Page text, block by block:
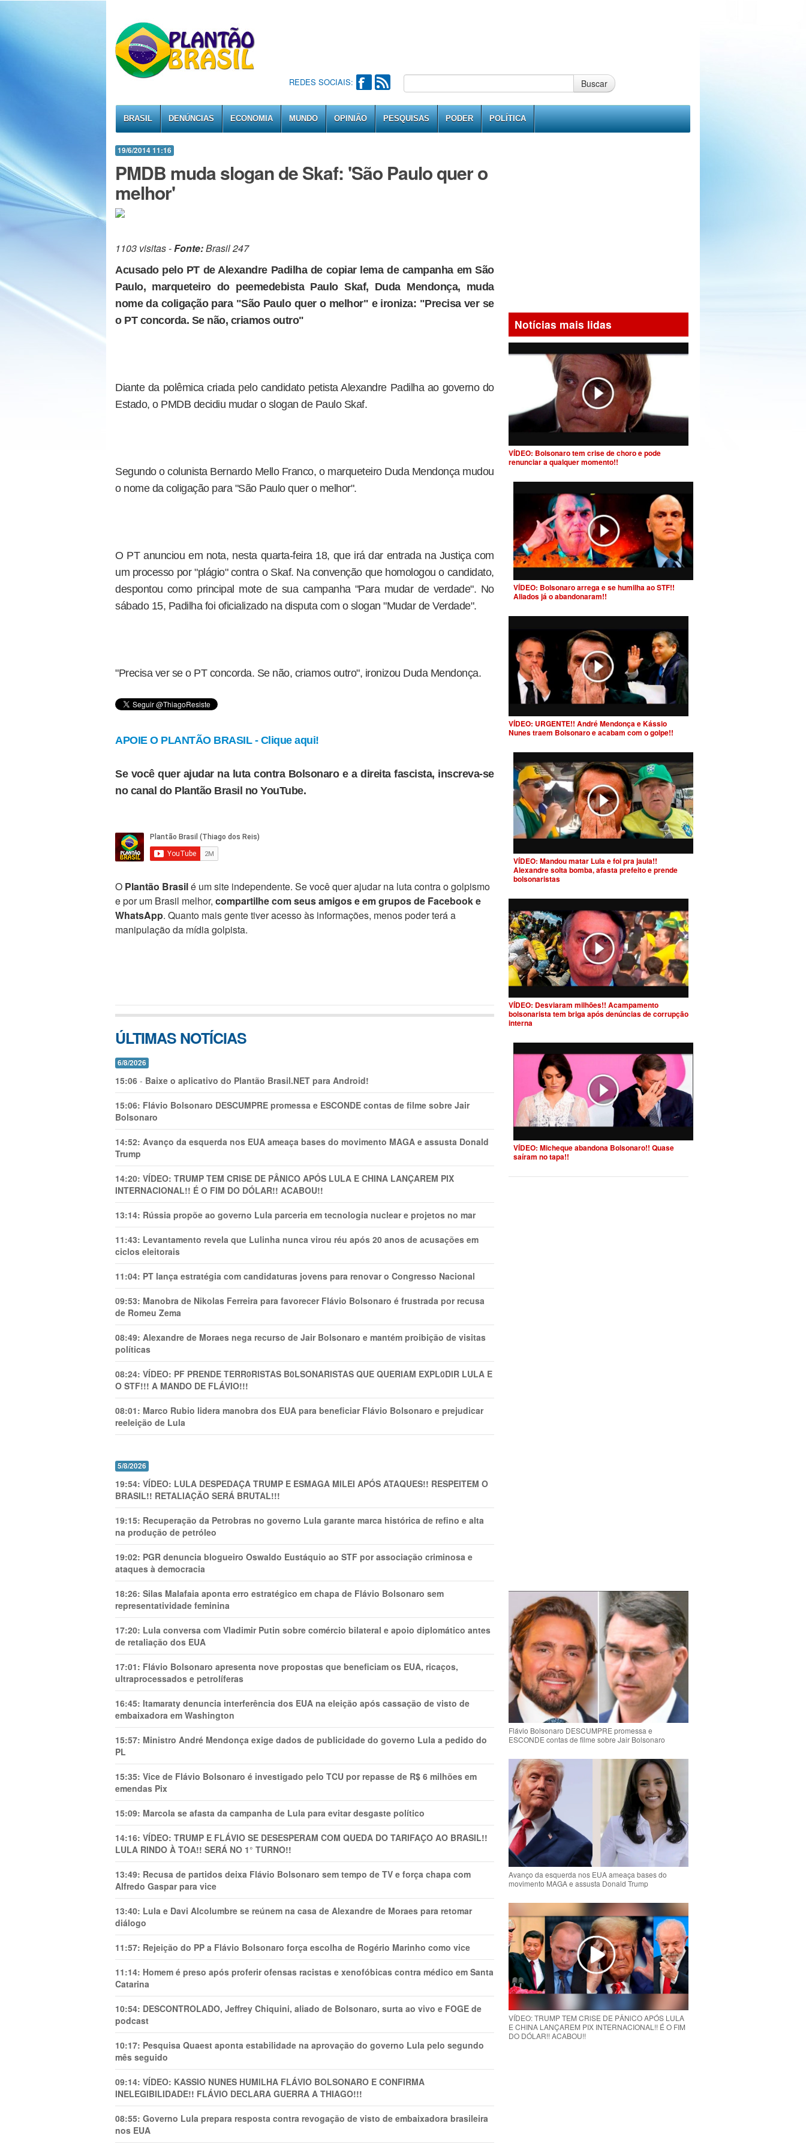
REDES SOCIAIS: Buscar
BRASIL DENÚNCIAS ECONOMIA MUNDO OPINIÃO PESQUISAS PODER POLÍTICA
19/6/2014 11:16
PMDB muda slogan de Skaf: 'São Paulo quer o
melhor'
1103 visitas -Fonte:Brasil 247
Acusado pelo PT de Alexandre Padilha de copiar lema de campanha em São
Paulo, marqueteiro do peemedebista Paulo Skaf, Duda Mendonça, muda
nome da coligação para "São Paulo quer o melhor" e ironiza: "Precisa ver se
o PT concorda. Se não, criamos outro"
Diante da polêmica criada pelo candidato petista Alexandre Padilha ao governo do
Estado, o PMDB decidiu mudar o slogan de Paulo Skaf.
Segundo o colunista Bernardo Mello Franco, o marqueteiro Duda Mendonça mudou
o nome da coligação para "São Paulo quer o melhor".
O PT anunciou em nota, nesta quarta-feira 18, que irá dar entrada na Justiça com
um processo por "plágio" contra o Skaf. Na convenção que homologou o candidato,
despontou como principal mote de sua campanha "Para mudar de verdade". No
sábado 15, Padilha foi oficializado na disputa com o slogan "Mudar de Verdade".
"Precisa ver se o PT concorda. Se não, criamos outro", ironizou Duda Mendonça.
APOIE O PLANTÃO BRASIL - Clique aqui!
Se você quer ajudar na luta contra Bolsonaro e a direita fascista, inscreva-se
no canal do Plantão Brasil no YouTube.
O Plantão Brasilé um site independente. Se você quer ajudar na luta contra o golpismo
e por um Brasil melhor, compartilhe com seus amigos e em grupos de Facebook e
WhatsApp. Quanto mais gente tiver acesso às informações, menos poder terá a
manipulação da mídia golpista.
ÚLTIMAS NOTÍCIAS
6/8/2026
15:06 - Baixe o aplicativo do Plantão Brasil.NET para Android!
15:06: Flávio Bolsonaro DESCUMPRE promessa e ESCONDE contas de filme sobre Jair
Bolsonaro
14:52: Avanço da esquerda nos EUA ameaça bases do movimento MAGA e assusta Donald
Trump
14:20: VÍDEO: TRUMP TEM CRlSE DE PÂNlCO APÓS LULA E CHINA LANÇAREM PIX
INTERNACIONAL!! É O FIM DO DÓLAR!! ACABOU!!
13:14: Rússia propõe ao governo Lula parceria em tecnologia nuclear e projetos no mar
11:43: Levantamento revela que Lulinha nunca virou réu após 20 anos de acusações em
ciclos eleitorais
11:04: PT lança estratégia com candidaturas jovens para renovar o Congresso Nacional
09:53: Manobra de Nikolas Ferreira para favorecer Flávio Bolsonaro é frustrada por recusa
de Romeu Zema
08:49: Alexandre de Moraes nega recurso de Jair Bolsonaro e mantém proibição de visitas
políticas
08:24: VÍDEO: PF PRENDE TERR0RlSTAS B0LSONARlSTAS QUE QUERIAM EXPL0DlR LULA E
O STF!!! A MANDO DE FLÁVIO!!!
08:01: Marco Rubio lidera manobra dos EUA para beneficiar Flávio Bolsonaro e prejudicar
reeleição de Lula
5/8/2026
19:54: VÍDEO: LULA DESPEDAÇA TRUMP E ESMAGA MILEI APÓS ATAQUES!! RESPEITEM O
BRASIL!! RETALIAÇÃO SERÁ BRUTAL!!!
19:15: Recuperação da Petrobras no governo Lula garante marca histórica de refino e alta
na produção de petróleo
19:02: PGR denuncia blogueiro Oswaldo Eustáquio ao STF por associação criminosa e
ataques à democracia
18:26: Silas Malafaia aponta erro estratégico em chapa de Flávio Bolsonaro sem
representatividade feminina
17:20: Lula conversa com Vladimir Putin sobre comércio bilateral e apoio diplomático antes
de retaliação dos EUA
17:01: Flávio Bolsonaro apresenta nove propostas que beneficiam os EUA, ricaços,
ultraprocessados e petrolíferas
16:45: Itamaraty denuncia interferência dos EUA na eleição após cassação de visto de
embaixadora em Washington
15:57: Ministro André Mendonça exige dados de publicidade do governo Lula a pedido do
PL
15:35: Vice de Flávio Bolsonaro é investigado pelo TCU por repasse de R$ 6 milhões em
emendas Pix
15:09: Marcola se afasta da campanha de Lula para evitar desgaste político
14:16: VÍDEO: TRUMP E FLÁVIO SE DESESPERAM COM QUEDA DO TARIFAÇO AO BRASIL!!
LULA RINDO À TOA!! SERÁ NO 1° TURNO!!
13:49: Recusa de partidos deixa Flávio Bolsonaro sem tempo de TV e força chapa com
Alfredo Gaspar para vice
13:40: Lula e Davi Alcolumbre se reúnem na casa de Alexandre de Moraes para retomar
diálogo
11:57: Rejeição do PP a Flávio Bolsonaro força escolha de Rogério Marinho como vice
11:14: Homem é preso após proferir ofensas racistas e xenofóbicas contra médico em Santa
Catarina
10:54: DESCONTROLADO, Jeffrey Chiquini, aliado de Bolsonaro, surta ao vivo e FOGE de
podcast
10:17: Pesquisa Quaest aponta estabilidade na aprovação do governo Lula pelo segundo
mês seguido
09:14: VÍDEO: KASSIO NUNES HUMlLHA FLÁVIO BOLSONARO E CONFIRMA
INELEGIBILIDADE!! FLÁVIO DECLARA GUERRA A THIAGO!!!
08:55: Governo Lula prepara resposta contra revogação de visto de embaixadora brasileira
nos EUA
Notícias mais lidas
VÍDEO: Bolsonaro tem crise de choro e pode
renunciar a qualquer momento!!
VÍDEO: Bolsonaro arrega e se humilha ao STF!!
Aliados já o abandonaram!!
VÍDEO: URGENTE!! André Mendonça e Kássio
Nunes traem Bolsonaro e acabam com o golpe!!
VÍDEO: Mandou matar Lula e foi pra jaula!!
Alexandre solta bomba, afasta prefeito e prende
bolsonaristas
VÍDEO: Desviaram milhões!! Acampamento
bolsonarista tem briga após denúncias de corrupção
interna
VÍDEO: Micheque abandona Bolsonaro!! Quase
saíram no tapa!!
Flávio Bolsonaro DESCUMPRE promessa e
ESCONDE contas de filme sobre Jair Bolsonaro
Avanço da esquerda nos EUA ameaça bases do
movimento MAGA e assusta Donald Trump
VÍDEO: TRUMP TEM CRlSE DE PÂNlCO APÓS LULA
E CHINA LANÇAREM PIX INTERNACIONAL!! É O FIM
DO DÓLAR!! ACABOU!!